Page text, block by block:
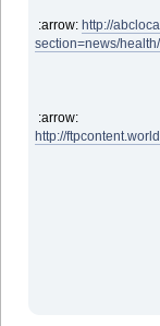
:arrow: http://
section=news/
:arrow:
http://